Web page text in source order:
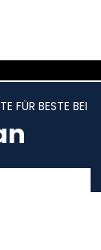
FÜR BESTE BEI